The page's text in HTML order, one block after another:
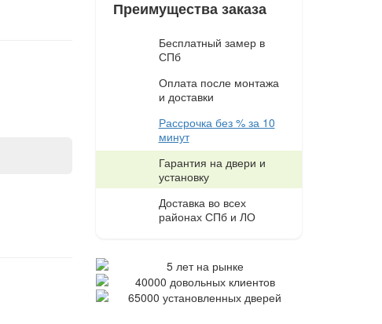
Преимущества заказа
Бесплатный замер в
СПб
Оплата после монтажа
и доставки
Рассрочка без % за 10
минут
Гарантия на двери и
установку
Доставка во всех
районах СПб и ЛО